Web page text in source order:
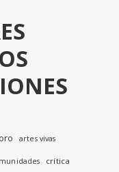
artes vivas
crítica